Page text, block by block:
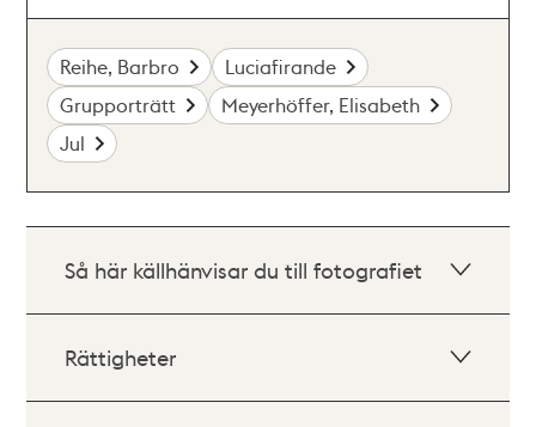
Reihe, Barbro
Luciafirande
Grupporträtt
Meyerhöffer, Elisabeth
Jul
Så här källhänvisar du till fotografiet
Rättigheter